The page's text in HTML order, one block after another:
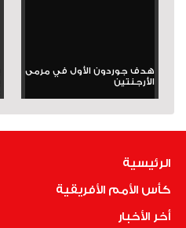
هدف جوردون الأول في مرمى
الأرجنتين
الرئيسية
كأس الأمم الأفريقية
أخر الأخبار